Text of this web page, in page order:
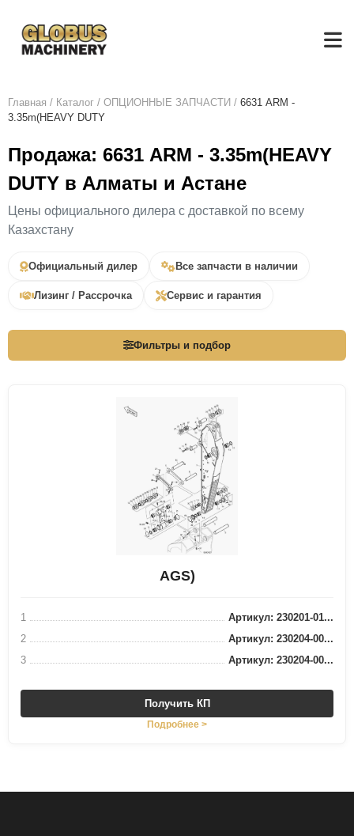
Главная / Каталог / ОПЦИОННЫЕ ЗАПЧАСТИ / 6631 ARM -
3.35m(HEAVY DUTY
Продажа: 6631 ARM - 3.35m(HEAVY
DUTY в Алматы и Астане
Цены официального дилера с доставкой по всему
Казахстану
Официальный дилер Все запчасти в наличии
Лизинг / Рассрочка Сервис и гарантия
Фильтры и подбор
AGS)
1
Артикул: 230201-01...
2
Артикул: 230204-00...
3
Артикул: 230204-00...
Получить КП
Подробнее >